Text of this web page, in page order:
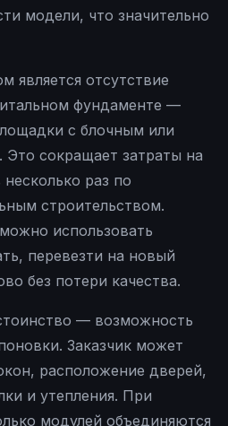
модели, что значительно
является отсутствие
фундаменте —
с блочным или
сокращает затраты на
раз по
строительством.
использовать
перевезти на новый
без потери качества.
— возможность
Заказчик может
расположение дверей,
и утепления. При
модулей объединяются